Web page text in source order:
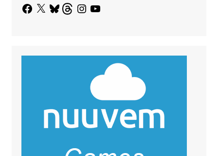
Facebook
X BlueskyThreadsInstagram
YouTube